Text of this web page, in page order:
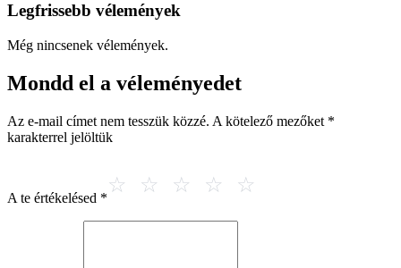
Legfrissebb vélemények
Még nincsenek vélemények.
Mondd el a véleményedet
Az e-mail címet nem tesszük közzé. A kötelező mezőket *
karakterrel jelöltük
A te értékelésed *